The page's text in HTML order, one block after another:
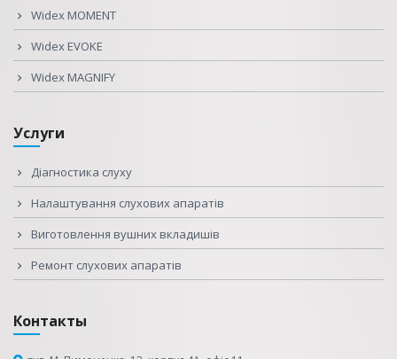
Widex MOMENT
Widex EVOKE
Widex MAGNIFY
Услуги
Діагностика слуху
Налаштування слухових апаратів
Виготовлення вушних вкладишів
Ремонт слухових апаратів
Контакты